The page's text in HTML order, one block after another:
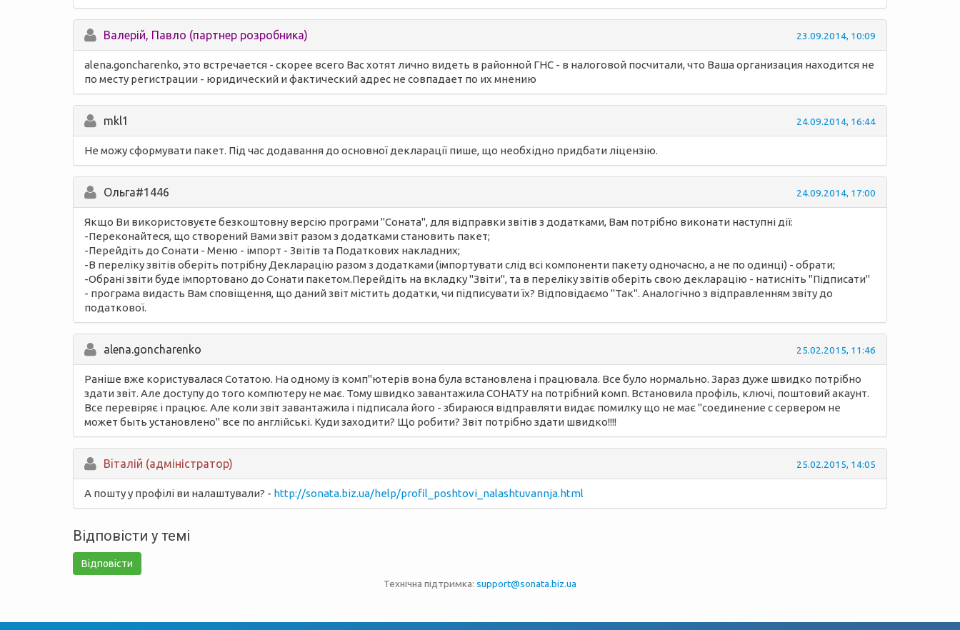
Валерій, Павло (партнер розробника) 23.09.2014, 10:09
alena.goncharenko, это встречается - скорее всего Вас хотят лично видеть в районной ГНС - в налоговой посчитали, что Ваша организация находится не
по месту регистрации - юридический и фактический адрес не совпадает по их мнению
mkl1 24.09.2014, 16:44
Не можу сформувати пакет. Під час додавання до основної декларації пише, що необхідно придбати ліцензію.
Ольга#1446 24.09.2014, 17:00
Якщо Ви використовуєте безкоштовну версію програми "Соната", для відправки звітів з додатками, Вам потрібно виконати наступні дії:
-Переконайтеся, що створений Вами звіт разом з додатками становить пакет;
-Перейдіть до Сонати - Меню - імпорт - Звітів та Податкових накладних;
-В переліку звітів оберіть потрібну Декларацію разом з додатками (імпортувати слід всі компоненти пакету одночасно, а не по одинці) - обрати;
-Обрані звіти буде імпортовано до Сонати пакетом.Перейдіть на вкладку "Звіти", та в переліку звітів оберіть свою декларацію - натисніть "Підписати"
- програма видасть Вам сповіщення, що даний звіт містить додатки, чи підписувати їх? Відповідаємо "Так". Аналогічно з відправленням звіту до
податкової.
alena.goncharenko 25.02.2015, 11:46
Раніше вже користувалася Сотатою. На одному із комп"ютерів вона була встановлена і працювала. Все було нормально. Зараз дуже швидко потрібно
здати звіт. Але доступу до того компютеру не має. Тому швидко завантажила СОНАТУ на потрібний комп. Встановила профіль, ключі, поштовий акаунт.
Все перевіряє і працює. Але коли звіт завантажила і підписала його - збираюся відправляти видає помилку що не має "соединение с сервером не
может быть установлено" все по англійські. Куди заходити? Що робити? Звіт потрібно здати швидко!!!!
Вiталій (адміністратор) 25.02.2015, 14:05
А пошту у профілі ви налаштували? - http://sonata.biz.ua/help/profil_poshtovi_nalashtuvannja.html
Відповісти у темі
Відповісти
Технічна підтримка: support@sonata.biz.ua